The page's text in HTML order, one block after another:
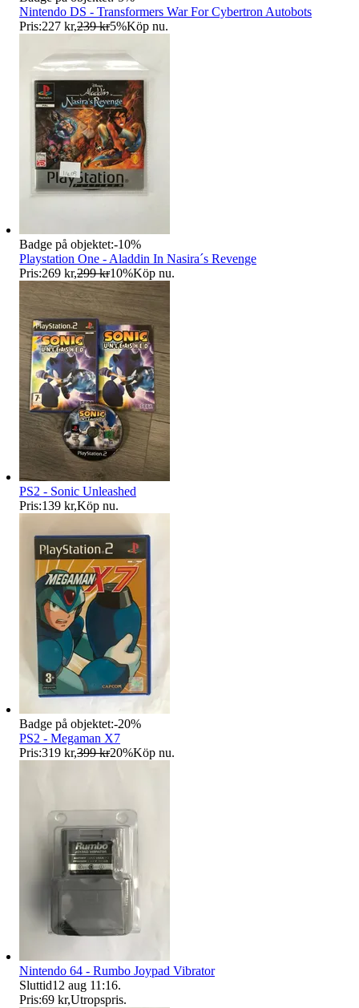
Nintendo DS - Transformers War For Cybertron Autobots
Pris:227 kr,239 kr5%Köp nu.
Badge på objektet:-10%
Playstation One - Aladdin In Nasira´s Revenge
Pris:269 kr,299 kr10%Köp nu.
PS2 - Sonic Unleashed
Pris:139 kr,Köp nu.
Badge på objektet:-20%
PS2 - Megaman X7
Pris:319 kr,399 kr20%Köp nu.
Nintendo 64 - Rumbo Joypad Vibrator
Sluttid12 aug 11:16.
Pris:69 kr,Utropspris.